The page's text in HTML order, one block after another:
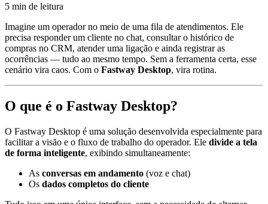
5 min de leitura
Imagine um operador no meio de uma fila de atendimentos. Ele
precisa responder um cliente no chat, consultar o histórico de
compras no CRM, atender uma ligação e ainda registrar as
ocorrências — tudo ao mesmo tempo. Sem a ferramenta certa, esse
cenário vira caos. Com o Fastway Desktop, vira rotina.
O que é o Fastway Desktop?
O Fastway Desktop é uma solução desenvolvida especialmente para
facilitar a visão e o fluxo de trabalho do operador. Ele divide a tela
de forma inteligente, exibindo simultaneamente:
As conversas em andamento (voz e chat)
Os dados completos do cliente